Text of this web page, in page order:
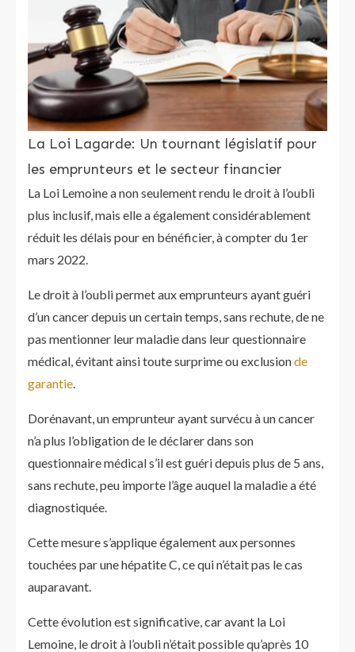
La Loi Lagarde: Un tournant législatif pour
les emprunteurs et le secteur financier
La Loi Lemoine a non seulement rendu le droit à l’oubli
plus inclusif, mais elle a également considérablement
réduit les délais pour en bénéficier, à compter du 1er
mars 2022.
Le droit à l’oubli permet aux emprunteurs ayant guéri
d’un cancer depuis un certain temps, sans rechute, de ne
pas mentionner leur maladie dans leur questionnaire
médical, évitant ainsi toute surprime ou exclusionde
garantie.
Dorénavant, un emprunteur ayant survécu à un cancer
n’a plus l’obligation de le déclarer dans son
questionnaire médical s’il est guéri depuis plus de 5 ans,
sans rechute, peu importe l’âge auquel la maladie a été
diagnostiquée.
Cette mesure s’applique également aux personnes
touchées par une hépatite C, ce qui n’était pas le cas
auparavant.
Cette évolution est significative, car avant la Loi
Lemoine, le droit à l’oubli n’était possible qu’après 10